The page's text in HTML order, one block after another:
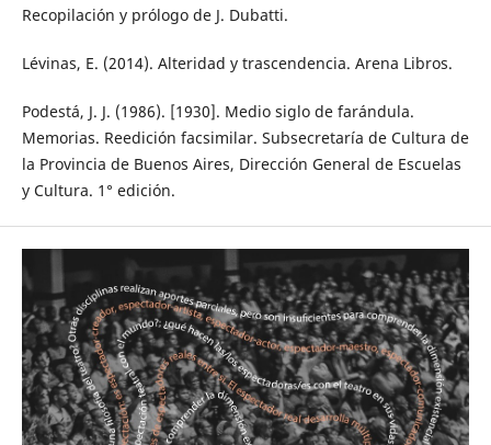
Recopilación y prólogo de J. Dubatti.
Lévinas, E. (2014). Alteridad y trascendencia. Arena Libros.
Podestá, J. J. (1986). [1930]. Medio siglo de farándula.
Memorias. Reedición facsimilar. Subsecretaría de Cultura de
la Provincia de Buenos Aires, Dirección General de Escuelas
y Cultura. 1° edición.